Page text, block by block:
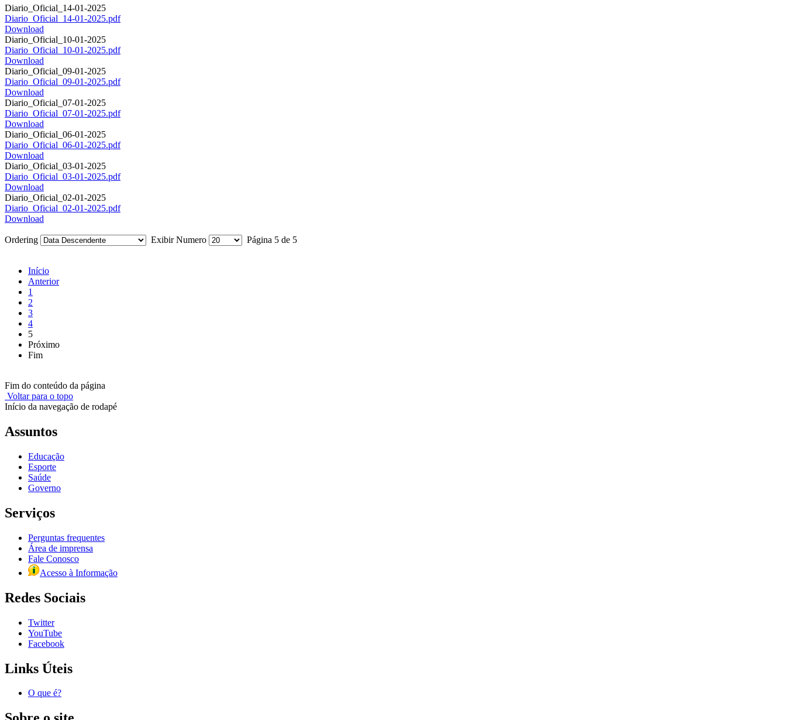
Diario_Oficial_14-01-2025
Diario_Oficial_14-01-2025.pdf
Download
Diario_Oficial_10-01-2025
Diario_Oficial_10-01-2025.pdf
Download
Diario_Oficial_09-01-2025
Diario_Oficial_09-01-2025.pdf
Download
Diario_Oficial_07-01-2025
Diario_Oficial_07-01-2025.pdf
Download
Diario_Oficial_06-01-2025
Diario_Oficial_06-01-2025.pdf
Download
Diario_Oficial_03-01-2025
Diario_Oficial_03-01-2025.pdf
Download
Diario_Oficial_02-01-2025
Diario_Oficial_02-01-2025.pdf
Download
Ordering Exibir Numero Página 5 de 5
Início
Anterior
1
2
3
4
5
Próximo
Fim
Fim do conteúdo da página
Voltar para o topo
Início da navegação de rodapé
Assuntos
Educação
Esporte
Saúde
Governo
Serviços
Perguntas frequentes
Área de imprensa
Fale Conosco
Acesso à Informação
Redes Sociais
Twitter
YouTube
Facebook
Links Úteis
O que é?